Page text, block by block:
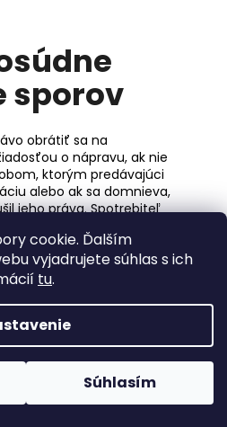
cookie. Ďalším
vyjadrujete súhlas s ich
tu.
Súhlasím
sporov
obrátiť sa na
o nápravu, ak nie
ktorým predávajúci
alebo ak sa domnieva,
jeho práva. Spotrebiteľ
riešenia sporu
riešenia sporov, ak
podľa predchádzajúcej
odo dňa jej odoslania.
možnosť spotrebiteľa
riešeniu spotrebiteľských
je príslušná Slovenská
so sídlom: Prievozská 32,